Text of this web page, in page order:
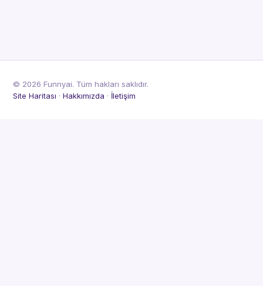
© 2026 Funnyai. Tüm hakları saklıdır.
Site Haritası · Hakkımızda · İletişim